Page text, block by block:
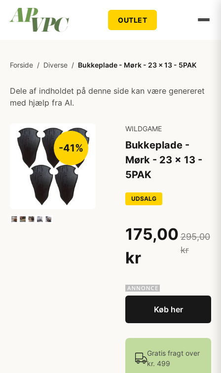
OUTLET
Forside / Diverse / Bukkeplade - Mørk - 23 x 13 - 5PAK
Dele af indholdet på denne side kan være genereret
med hjælp fra AI.
-41%
WILDGAME
Bukkeplade -
Mørk - 23 x 13 -
5PAK
UDSALG
175,00
kr
295,00
kr
Køb her
Gratis fragt over
kr. 499